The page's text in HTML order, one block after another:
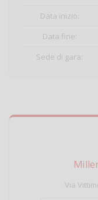
Data inizio:
Data fine:
Sede di gara:
Via